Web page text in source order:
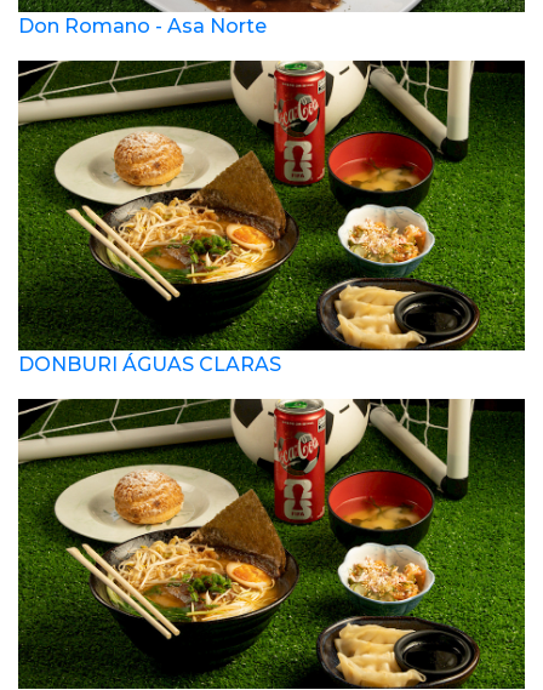
Don Romano - Asa Norte
DONBURI ÁGUAS CLARAS